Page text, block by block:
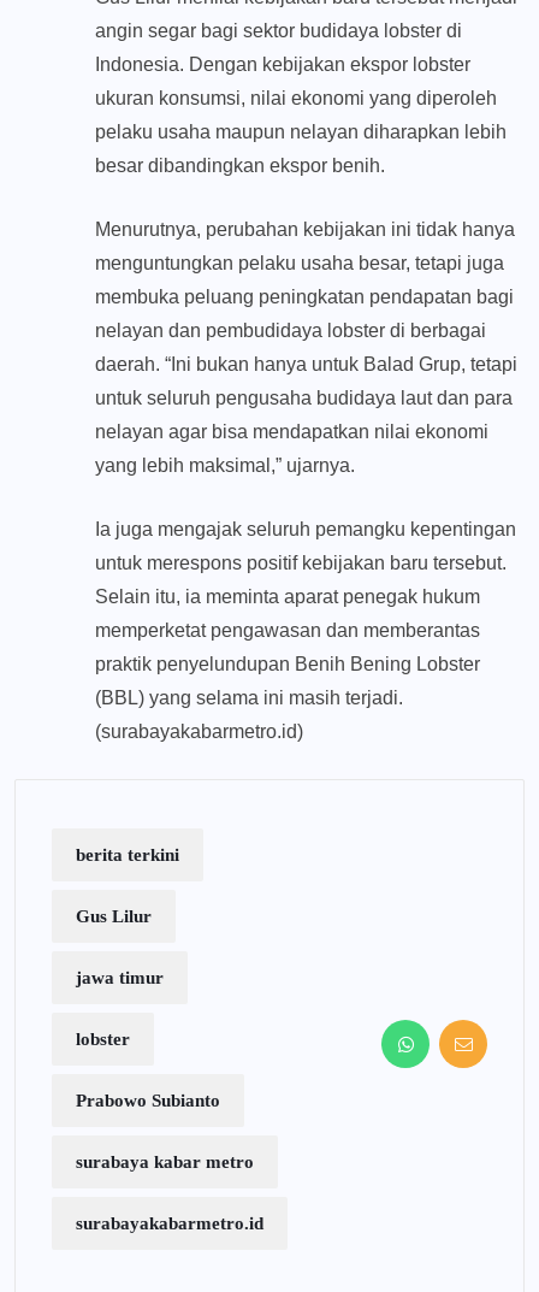
angin segar bagi sektor budidaya lobster di
Indonesia. Dengan kebijakan ekspor lobster
ukuran konsumsi, nilai ekonomi yang diperoleh
pelaku usaha maupun nelayan diharapkan lebih
besar dibandingkan ekspor benih.
Menurutnya, perubahan kebijakan ini tidak hanya
menguntungkan pelaku usaha besar, tetapi juga
membuka peluang peningkatan pendapatan bagi
nelayan dan pembudidaya lobster di berbagai
daerah. “Ini bukan hanya untuk Balad Grup, tetapi
untuk seluruh pengusaha budidaya laut dan para
nelayan agar bisa mendapatkan nilai ekonomi
yang lebih maksimal,” ujarnya.
Ia juga mengajak seluruh pemangku kepentingan
untuk merespons positif kebijakan baru tersebut.
Selain itu, ia meminta aparat penegak hukum
memperketat pengawasan dan memberantas
praktik penyelundupan Benih Bening Lobster
(BBL) yang selama ini masih terjadi.
(surabayakabarmetro.id)
berita terkini
Gus Lilur
jawa timur
lobster
Prabowo Subianto
surabaya kabar metro
surabayakabarmetro.id